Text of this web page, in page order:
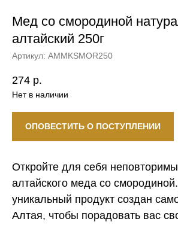
Мед со смородиной
алтайский 250г
Артикул: AMMKSMOR250
274 р.
Нет в наличии
ОПОВЕСТИТЬ О ПОСТУПЛЕНИИ
Откройте для себя
алтайского меда со
уникальный продукт создан
Алтая, чтобы порадовать вас